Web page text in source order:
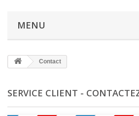
MENU
Contact
SERVICE CLIENT -